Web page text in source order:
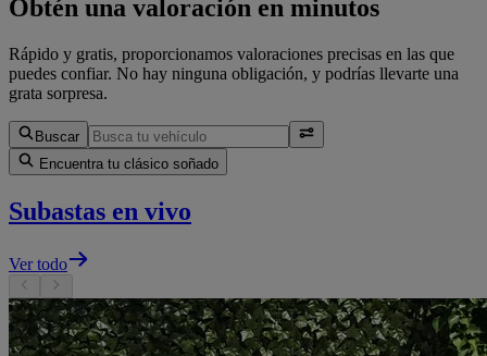
Obtén una valoración en minutos
Rápido y gratis, proporcionamos valoraciones precisas en las que
puedes confiar. No hay ninguna obligación, y podrías llevarte una
grata sorpresa.
Buscar
Encuentra tu clásico soñado
Subastas en vivo
Ver todo